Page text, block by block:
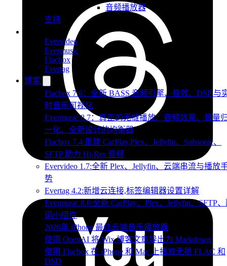
音频播放器
支持
Evervideo
Evermusic
Flacbox
Evertag
博客
Flacbox 7.6：全新 BASS 音频引擎、音效、DSP 与
时音乐可视化
Evermusic 8.7：真正的无缝播放、音频效果、音量
一化、全新设计的均衡器
Flacbox 7.4:重建 CarPlay,Plex、Jellyfin、Subsonic、
SFTP 助力 Hi-Res 音频
Evervideo 1.7:全新 Plex、Jellyfin、云端串流与播放
势
Evertag 4.2:新增云连接,标签编辑器设置详解
Evermusic 8.6:全新 CarPlay、Plex、Jellyfin、SFTP
词小组件
2026年 iPhone 最佳云端音乐播放器
使用 OpenAI 将 Wix 博客文章导出为 Markdown
使用 Flacbox 在 iPhone 和 Mac 上播放无损 FLAC 和
DSD